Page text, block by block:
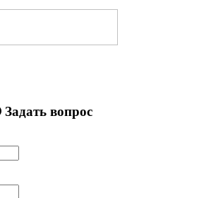
Задать вопрос